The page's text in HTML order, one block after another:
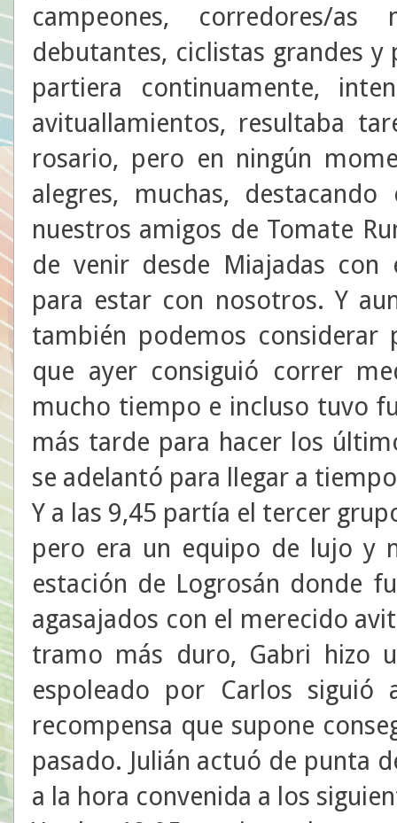
campeones, corredores/as
debutantes, ciclistas grandes y
partiera continuamente,
avituallamientos, resultaba
rosario, pero en ningún
alegres, muchas,
nuestros amigos de Tomate
de venir desde Miajadas con
para estar con nosotros. Y
también podemos considerar
que ayer consiguió correr
mucho tiempo e incluso tuvo
más tarde para hacer los
se adelantó para llegar a
Y a las 9,45 partía el tercer
pero era un equipo de lujo y
estación de Logrosán donde
agasajados con el merecido
tramo más duro, Gabri hizo
espoleado por Carlos
recompensa que supone
pasado. Julián actuó de punta
a la hora convenida a los